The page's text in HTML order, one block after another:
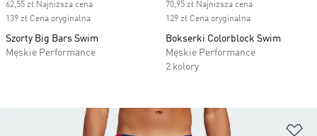
62,55 zł Najniższa cena
139 zł Cena oryginalna
Szorty Big Bars Swim
Męskie Performance
70,95 zł Najniższa cena
129 zł Cena oryginalna
Bokserki Colorblock Swim
Męskie Performance
2 kolory